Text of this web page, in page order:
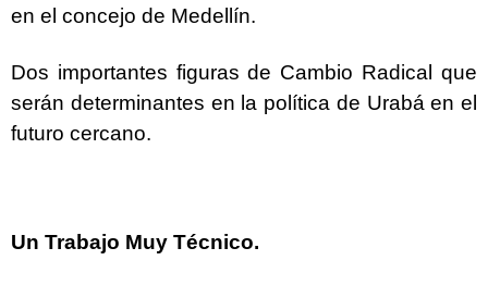
en el concejo de Medellín.
Dos importantes figuras de Cambio Radical que
serán determinantes en la política de Urabá en el
futuro cercano.
Un Trabajo Muy Técnico.